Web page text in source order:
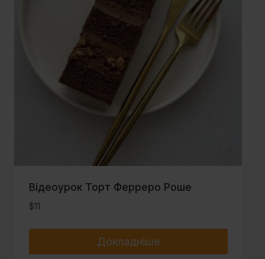
Відеоурок Торт Ферреро Роше
$11
Докладніше